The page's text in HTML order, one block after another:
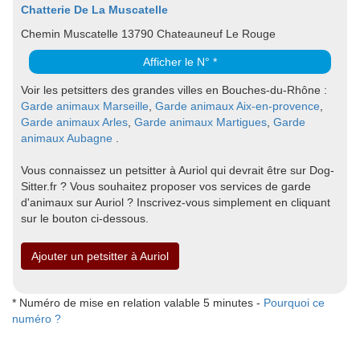
Chatterie De La Muscatelle
Chemin Muscatelle 13790 Chateauneuf Le Rouge
Afficher le N° *
Voir les petsitters des grandes villes en Bouches-du-Rhône :
Garde animaux Marseille Garde animaux Aix-en-provence
Garde animaux Arles Garde animaux Martigues Garde
animaux Aubagne
Vous connaissez un petsitter à Auriol qui devrait être sur Dog-
Sitter.fr ? Vous souhaitez proposer vos services de garde
d'animaux sur Auriol ? Inscrivez-vous simplement en cliquant
sur le bouton ci-dessous.
Ajouter un petsitter à Auriol
* Numéro de mise en relation valable 5 minutes - Pourquoi ce
numéro ?